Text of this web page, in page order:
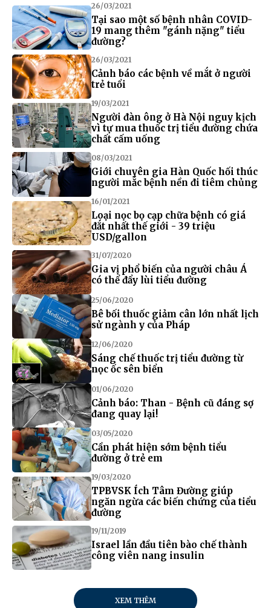
26/03/2021
Tại sao một số bệnh nhân COVID-
19 mang thêm "gánh nặng" tiểu
đường?
26/03/2021
Cảnh báo các bệnh về mắt ở người
trẻ tuổi
19/03/2021
Người đàn ông ở Hà Nội nguy kịch
vì tự mua thuốc trị tiểu đường chứa
chất cấm uống
08/03/2021
Giới chuyên gia Hàn Quốc hối thúc
người mắc bệnh nền đi tiêm chủng
16/01/2021
Loại nọc bọ cạp chữa bệnh có giá
đắt nhất thế giới - 39 triệu
USD/gallon
31/07/2020
Gia vị phổ biến của người châu Á
có thể đẩy lùi tiểu đường
25/06/2020
Bê bối thuốc giảm cân lớn nhất lịch
sử ngành y của Pháp
12/06/2020
Sáng chế thuốc trị tiểu đường từ
nọc ốc sên biển
01/06/2020
Cảnh báo: Than - Bệnh cũ đáng sợ
đang quay lại!
03/05/2020
Cần phát hiện sớm bệnh tiểu
đường ở trẻ em
19/03/2020
TPBVSK Ích Tâm Đường giúp
ngăn ngừa các biến chứng của tiểu
đường
19/11/2019
Israel lần đầu tiên bào chế thành
công viên nang insulin
XEM THÊM